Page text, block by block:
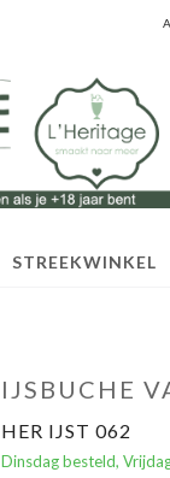
STREEKWINKEL
IJSBUCHE
HER IJST 062
Dinsdag besteld,